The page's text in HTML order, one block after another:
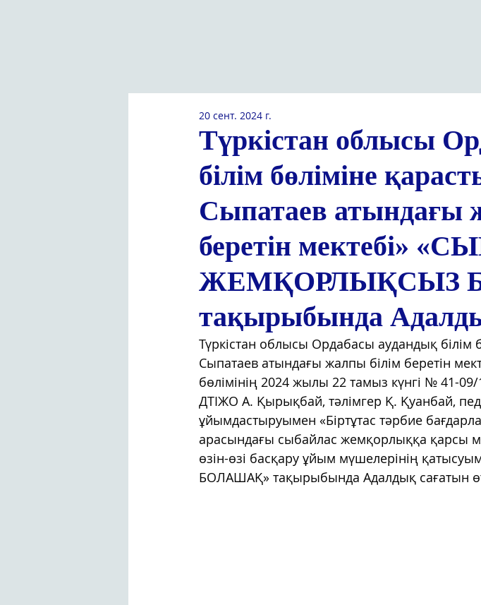
Түркістан облысы
білім бөліміне
Сыпатаев атындағы
беретін мектебі»
ЖЕМҚОРЛЫҚСЫЗ
тақырыбында
20 сент. 2024 г.
Түркістан облысы Ордабасы аудандық білім
Сыпатаев атындағы жалпы білім беретін
бөлімінің 2024 жылы 22 тамыз күнгі № 41-
ДТІЖО А. Қырықбай, тәлімгер Қ. Қуанбай,
ұйымдастыруымен «Біртұтас тәрбие
арасындағы сыбайлас жемқорлыққа қарсы
өзін-өзі басқару ұйым мүшелерінің
БОЛАШАҚ» тақырыбында Адалдық сағатын